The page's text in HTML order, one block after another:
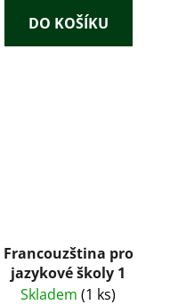
DO KOŠÍKU
Francouzština pro
jazykové školy 1
Skladem (1 ks)